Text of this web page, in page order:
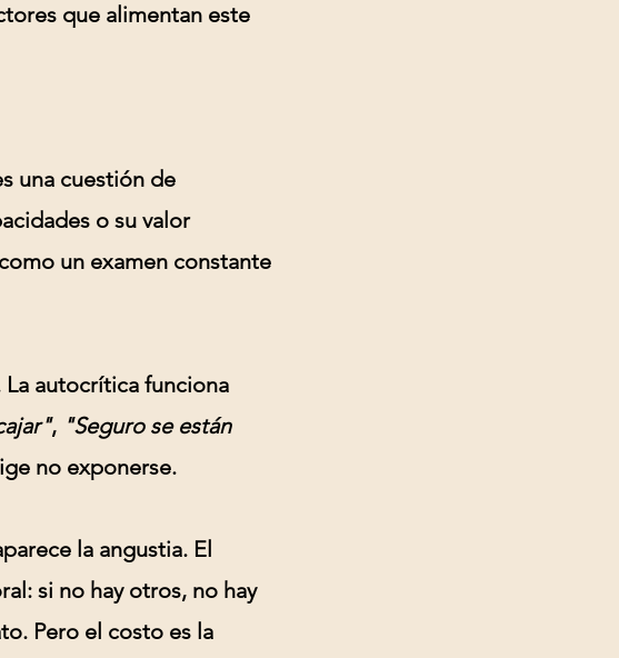
que alimentan este
una cuestión de
o su valor
un examen constante
autocrítica funciona
, "Seguro se están
no exponerse.
la angustia. El
si no hay otros, no hay
Pero el costo es la